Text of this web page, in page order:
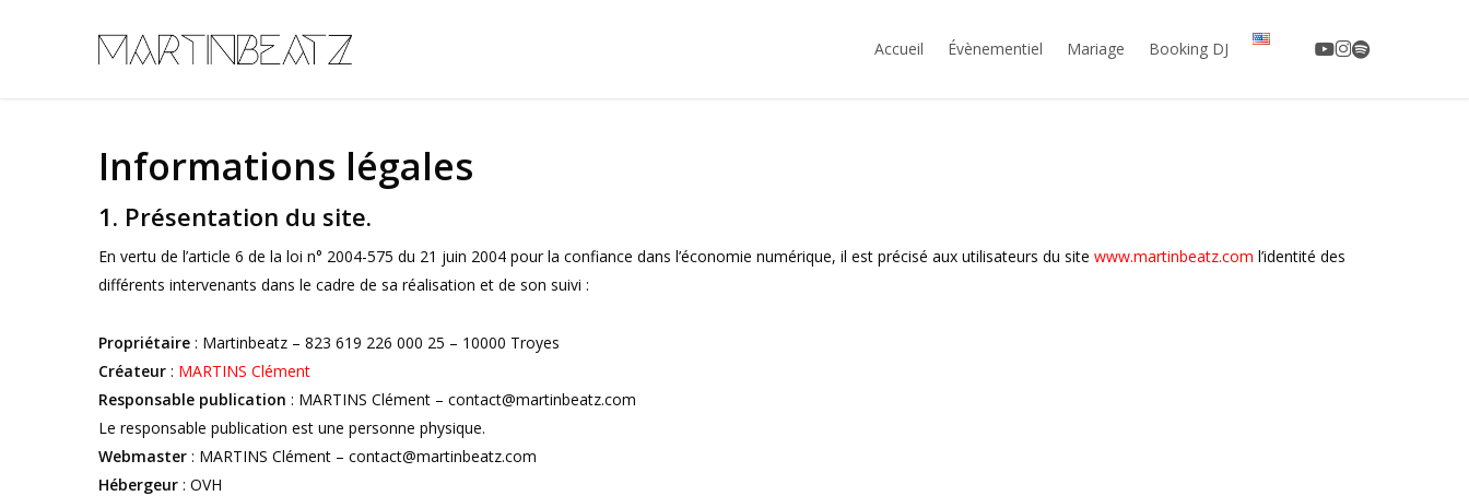
Accueil Évènementiel Mariage Booking DJ youtube
instagram
spotify
Informations légales
1. Présentation du site.
En vertu de l’article 6 de la loi n° 2004-575 du 21 juin 2004 pour la confiance dans l’économie numérique, il est précisé aux utilisateurs du site www.martinbeatz.com l’identité des
différents intervenants dans le cadre de sa réalisation et de son suivi :
Propriétaire : Martinbeatz – 823 619 226 000 25 – 10000 Troyes
Créateur : MARTINS Clément
Responsable publication : MARTINS Clément – contact@martinbeatz.com
Le responsable publication est une personne physique.
Webmaster : MARTINS Clément – contact@martinbeatz.com
Hébergeur : OVH